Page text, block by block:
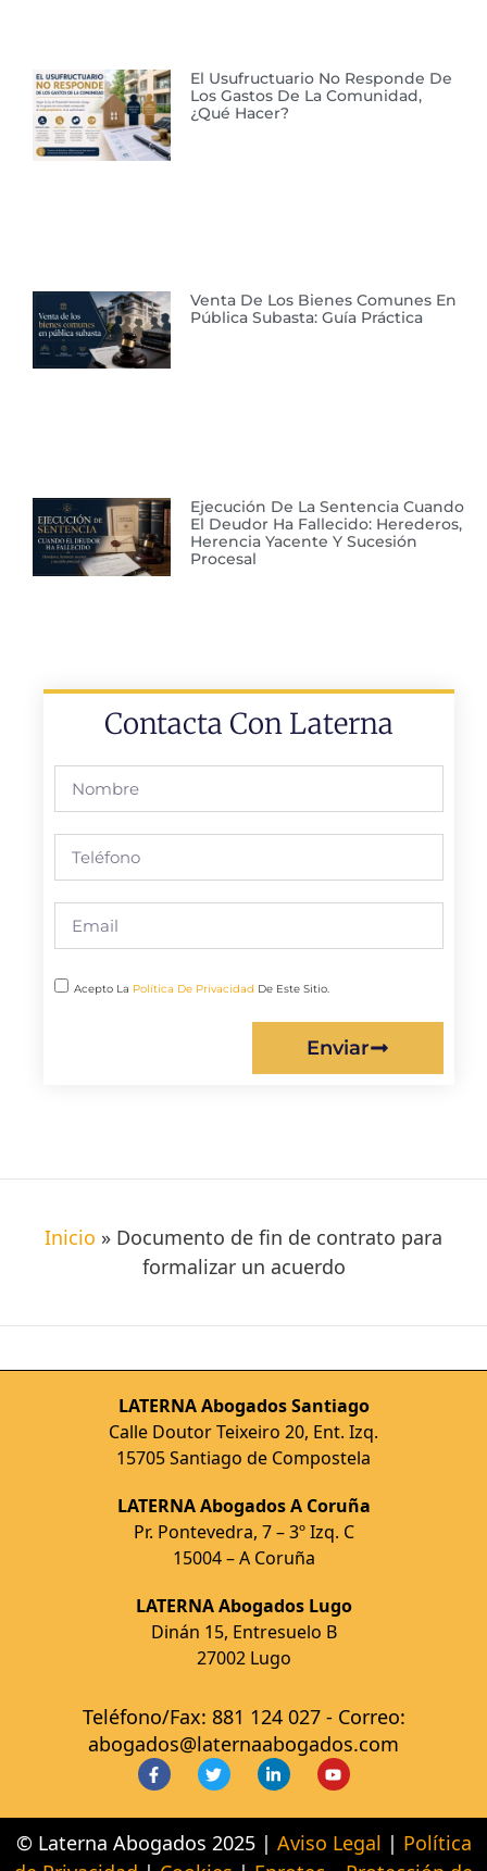
El Usufructuario No Responde De
Los Gastos De La Comunidad,
¿qué Hacer?
Venta De Los Bienes Comunes En
Pública Subasta: Guía Práctica
Ejecución De La Sentencia Cuando
El Deudor Ha Fallecido: Herederos,
Herencia Yacente Y Sucesión
Procesal
Contacta Con Laterna
Acepto La Política De Privacidad De Este Sitio.
Enviar
Inicio » Documento de fin de contrato para
formalizar un acuerdo
LATERNA Abogados Santiago
Calle Doutor Teixeiro 20, Ent. Izq.
15705 Santiago de Compostela
LATERNA Abogados A Coruña
Pr. Pontevedra, 7 – 3º Izq. C
15004 – A Coruña
LATERNA Abogados Lugo
Dinán 15, Entresuelo B
27002 Lugo
Teléfono/Fax: 881 124 027 - Correo:
abogados@laternaabogados.com
© Laterna Abogados 2025 | Aviso Legal | Política